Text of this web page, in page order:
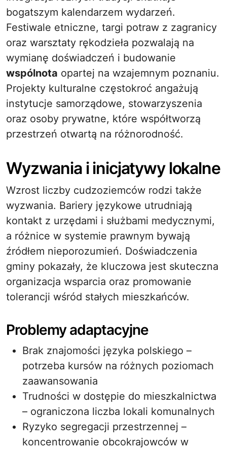
bogatszym kalendarzem wydarzeń.
Festiwale etniczne, targi potraw z zagranicy
oraz warsztaty rękodzieła pozwalają na
wymianę doświadczeń i budowanie
wspólnota opartej na wzajemnym poznaniu.
Projekty kulturalne częstokroć angażują
instytucje samorządowe, stowarzyszenia
oraz osoby prywatne, które współtworzą
przestrzeń otwartą na różnorodność.
Wyzwania i inicjatywy lokalne
Wzrost liczby cudzoziemców rodzi także
wyzwania. Bariery językowe utrudniają
kontakt z urzędami i służbami medycznymi,
a różnice w systemie prawnym bywają
źródłem nieporozumień. Doświadczenia
gminy pokazały, że kluczowa jest skuteczna
organizacja wsparcia oraz promowanie
tolerancji wśród stałych mieszkańców.
Problemy adaptacyjne
Brak znajomości języka polskiego –
potrzeba kursów na różnych poziomach
zaawansowania
Trudności w dostępie do mieszkalnictwa
– ograniczona liczba lokali komunalnych
Ryzyko segregacji przestrzennej –
koncentrowanie obcokrajowców w